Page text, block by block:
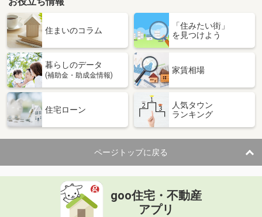
住まいのコラム
「住みたい街」
を見つけよう
暮らしのデータ
(補助金・助成金情報)
家賃相場
住宅ローン
人気タウン
ランキング
ページトップに戻る
goo住宅・不動産
アプリ